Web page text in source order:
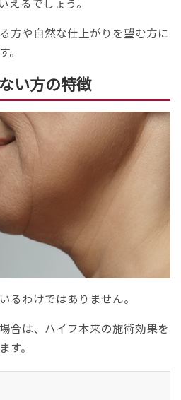
えるでしょう。
方や自然な仕上がりを望む方に
。
い方の特徴
るわけではありません。
合は、ハイフ本来の施術効果を
す。